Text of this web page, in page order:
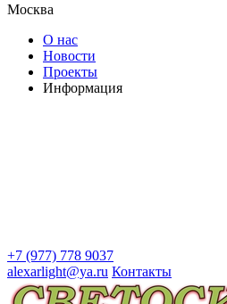
Москва
О нас
Новости
Проекты
Информация
+7 (977) 778 9037
alexarlight@ya.ru Контакты